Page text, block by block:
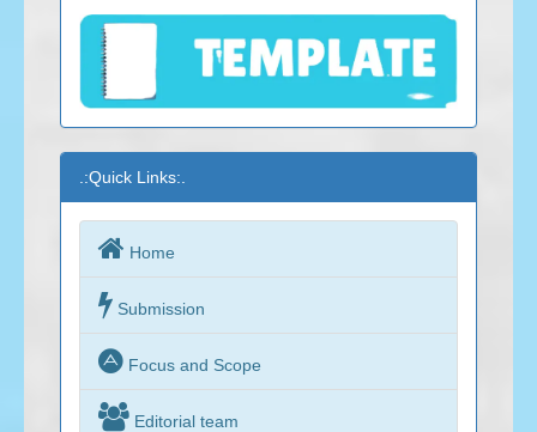
.:Quick Links:.
 Home
 Submission
 Focus and Scope
 Editorial team